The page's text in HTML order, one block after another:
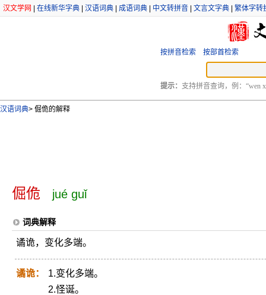
汉文学网 在线新华字典 汉语词典 成语词典 中文转拼音 文言文字典 繁体字转
按拼音检索 按部首检索
提示： 支持拼音查询，例：“wen
汉语词典> 倔佹的解释
倔佹 jué guǐ
词典解释
谲诡，变化多端。
谲诡：
1.变化多端。
2.怪诞。